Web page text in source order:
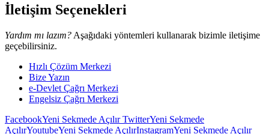
İletişim Seçenekleri
Yardım mı lazım? Aşağıdaki yöntemleri kullanarak bizimle iletişime
geçebilirsiniz.
Hızlı Çözüm Merkezi
Bize Yazın
e-Devlet Çağrı Merkezi
Engelsiz Çağrı Merkezi
FacebookYeni Sekmede AçılırTwitterYeni Sekmede
AçılırYoutubeYeni Sekmede AçılırInstagramYeni Sekmede Açılır